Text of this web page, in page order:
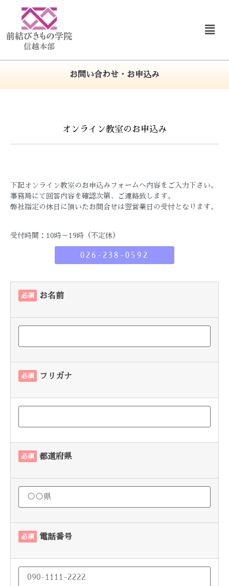
お問い合わせ・お申込み
オンライン教室のお申込み
下記オンライン教室のお申込みフォームへ内容をご入力下さい。
事務局にて回答内容を確認次第、ご連絡致します。
弊社指定の休日に頂いたお問合せは翌営業日の受付となります。
受付時間：10時～19時（不定休）
026-238-0592
必須 お名前
必須 フリガナ
必須 都道府県
必須 電話番号